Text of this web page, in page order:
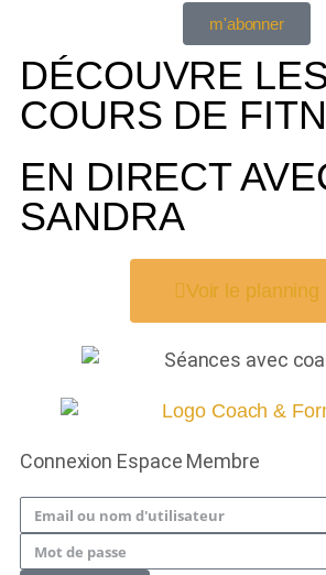
m'abonner
DÉCOUVRE
COURS DE
EN DIRECT
SANDRA
Voir le planning
Connexion Espace Membre